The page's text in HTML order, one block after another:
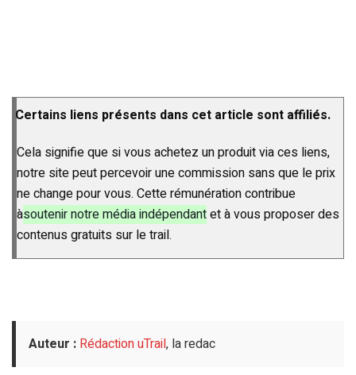
Certains liens présents dans cet article sont affiliés.
Cela signifie que si vous achetez un produit via ces liens,
notre site peut percevoir une commission sans que le prix
ne change pour vous. Cette rémunération contribue
àsoutenir notre média indépendantet à vous proposer des
contenus gratuits sur le trail.
Auteur : Rédaction uTrail, la redac